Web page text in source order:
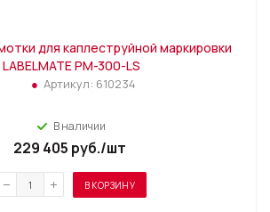
для каплеструйной маркировки
LABELMATE PM-300-LS
Артикул: 610234
В наличии
229 405 руб./шт
В КОРЗИНУ